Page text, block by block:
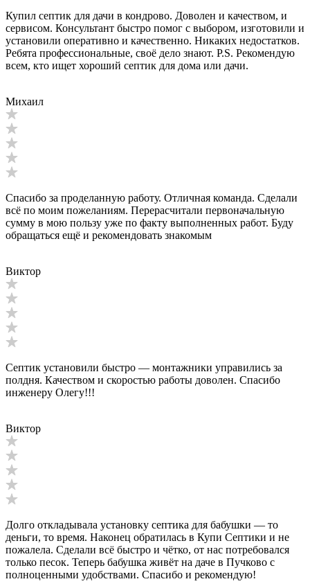
Купил септик для дачи в кондрово. Доволен и качеством, и
сервисом. Консультант быстро помог с выбором, изготовили и
установили оперативно и качественно. Никаких недостатков.
Ребята профессиональные, своё дело знают. P.S. Рекомендую
всем, кто ищет хороший септик для дома или дачи.
Михаил
Спасибо за проделанную работу. Отличная команда. Сделали
всё по моим пожеланиям. Перерасчитали первоначальную
сумму в мою пользу уже по факту выполненных работ. Буду
обращаться ещё и рекомендовать знакомым
Виктор
Септик установили быстро — монтажники управились за
полдня. Качеством и скоростью работы доволен. Спасибо
инженеру Олегу!!!
Виктор
Долго откладывала установку септика для бабушки — то
деньги, то время. Наконец обратилась в Купи Септики и не
пожалела. Сделали всё быстро и чётко, от нас потребовался
только песок. Теперь бабушка живёт на даче в Пучково с
полноценными удобствами. Спасибо и рекомендую!